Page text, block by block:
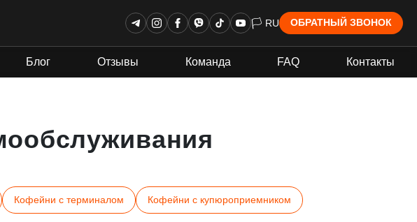
🏳 RU ОБРАТНЫЙ ЗВОНОК
Блог Отзывы Команда FAQ Контакты
Кофейни с терминалом Кофейни с купюроприемником